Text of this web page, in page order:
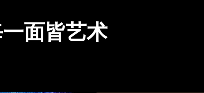
面皆艺术